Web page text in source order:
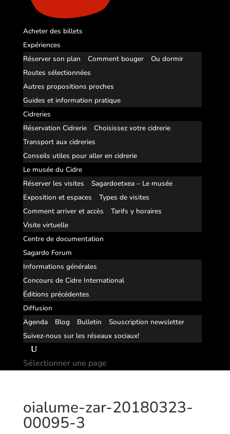
Acheter des billets
Expériences
Réserver son plan
Comment bouger
Ou dormir
Routes sélectionnées
Autres propositions proches
Guides et information pratique
Cidreries
Réservation Cidrerie
Choisissez votre cidrerie
Transport aux cidreries
Conseils utiles pour aller en cidrerie
Le musée du Cidre
Réserver les visites
Sagardoetxea – Le musée
Exposition et espaces
Types de visites
Comment arriver et accès
Tarifs y horaires
Visite virtuelle
Centre de documentation
Sagardo Forum
Informations générales
Concours de Cidre International
Éditions précédentes
Diffusion
Agenda
Blog Bulletin
Souscription newsletter
Suivez-nous sur les réseaux sociaux!
Sélectionner une page
oialume-zar-20180323-
00095-3